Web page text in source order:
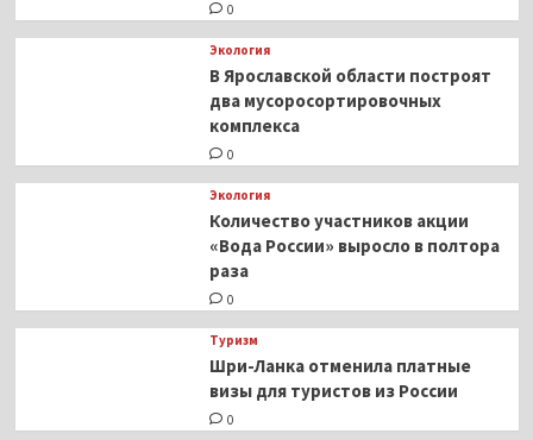
0
Экология
В Ярославской области построят
два мусоросортировочных
комплекса
0
Экология
Количество участников акции
«Вода России» выросло в полтора
раза
0
Туризм
Шри-Ланка отменила платные
визы для туристов из России
0